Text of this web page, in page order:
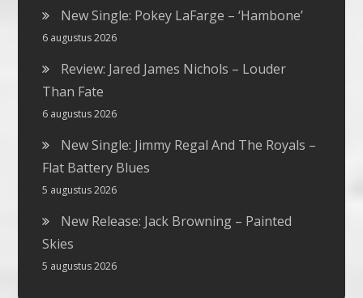
New Single: Pokey LaFarge – ‘Hambone’
6 augustus 2026
Review: Jared James Nichols – Louder
Than Fate
6 augustus 2026
New Single: Jimmy Regal And The Royals –
Flat Battery Blues
5 augustus 2026
New Release: Jack Browning – Painted
Skies
5 augustus 2026